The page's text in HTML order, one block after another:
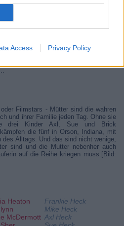
Access Privacy Policy
- Mütter sind die wahren Helden!
dass er drei seiner vier
Filmstars - Mütter sind die wahren
und ihrer Familie jeden Tag. Ohne sie
drei Kinder Axl, Sue und Brick
die fünf in Orson, Indiana, mit
Alltags. Und das sind nicht wenige,
sind und die Mutter nebenher auch
auf die Reihe kriegen muss.[Bild:
Heaton
Frankie Heck
Mike Heck
McDermott Axl Heck